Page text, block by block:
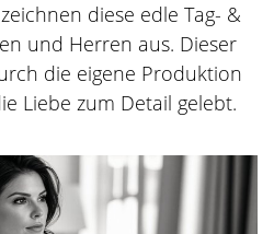
diese edle Tag- &
und Herren aus. Dieser
die eigene Produktion
Liebe zum Detail gelebt.